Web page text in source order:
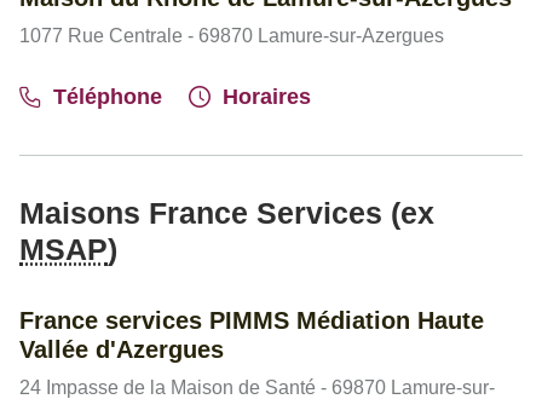
1077 Rue Centrale - 69870 Lamure-sur-Azergues
Téléphone Horaires
Maisons France Services (ex
MSAP)
France services PIMMS Médiation Haute
Vallée d'Azergues
24 Impasse de la Maison de Santé - 69870 Lamure-sur-